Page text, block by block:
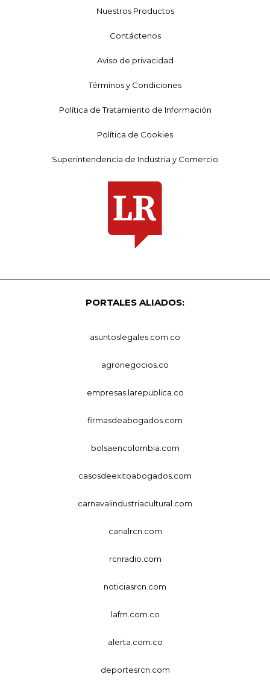
Nuestros Productos
Contáctenos
Aviso de privacidad
Términos y Condiciones
Política de Tratamiento de Información
Política de Cookies
Superintendencia de Industria y Comercio
PORTALES ALIADOS:
asuntoslegales.com.co
agronegocios.co
empresas.larepublica.co
firmasdeabogados.com
bolsaencolombia.com
casosdeexitoabogados.com
carnavalindustriacultural.com
canalrcn.com
rcnradio.com
noticiasrcn.com
lafm.com.co
alerta.com.co
deportesrcn.com